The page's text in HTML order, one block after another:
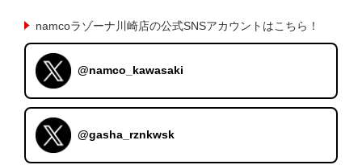
namcoラゾーナ川崎店の公式SNSアカウントはこちら！
@namco_kawasaki
@gasha_rznkwsk